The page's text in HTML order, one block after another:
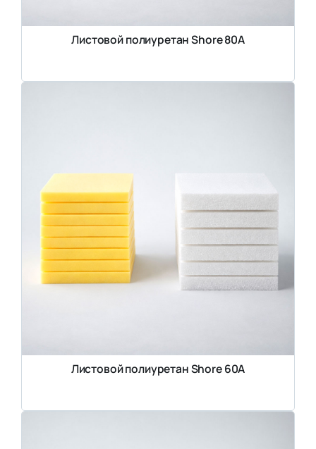
Листовой полиуретан Shore 80A
Листовой полиуретан Shore 60A